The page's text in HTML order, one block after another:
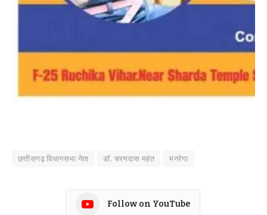
छत्तीसगढ़ विधानसभा नेता डॉ. चरणदास महंत मनरेगा
Follow on YouTube